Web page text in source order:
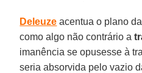
Deleuze acentua o plano da
como algo não contrário a
imanência se opusesse à
seria absorvida pelo vazio